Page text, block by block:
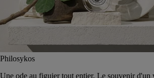
Philosykos
Une ode au figuier tout entier. Le souvenir d'un